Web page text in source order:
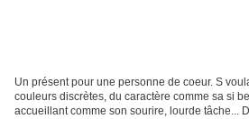
Un présent pour une personne de coeur. S
couleurs discrètes, du caractère comme sa si
accueillant comme son sourire, lourde tâche...